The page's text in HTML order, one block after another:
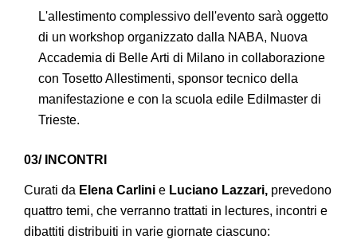
L'allestimento complessivo dell'evento sarà oggetto
di un workshop organizzato dalla NABA, Nuova
Accademia di Belle Arti di Milano in collaborazione
con Tosetto Allestimenti, sponsor tecnico della
manifestazione e con la scuola edile Edilmaster di
Trieste.
03/ INCONTRI
Curati da Elena Carlini e Luciano Lazzari, prevedono
quattro temi, che verranno trattati in lectures, incontri e
dibattiti distribuiti in varie giornate ciascuno: